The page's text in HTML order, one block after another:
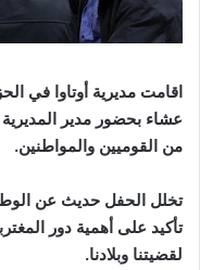
اقامت مديرية أوتاوا في
عشاء بحضور مدير
من القوميين والمواطنين.
تخلل الحفل حديث عن
تأكيد على أهمية دور
لقضيتنا وبلادنا.